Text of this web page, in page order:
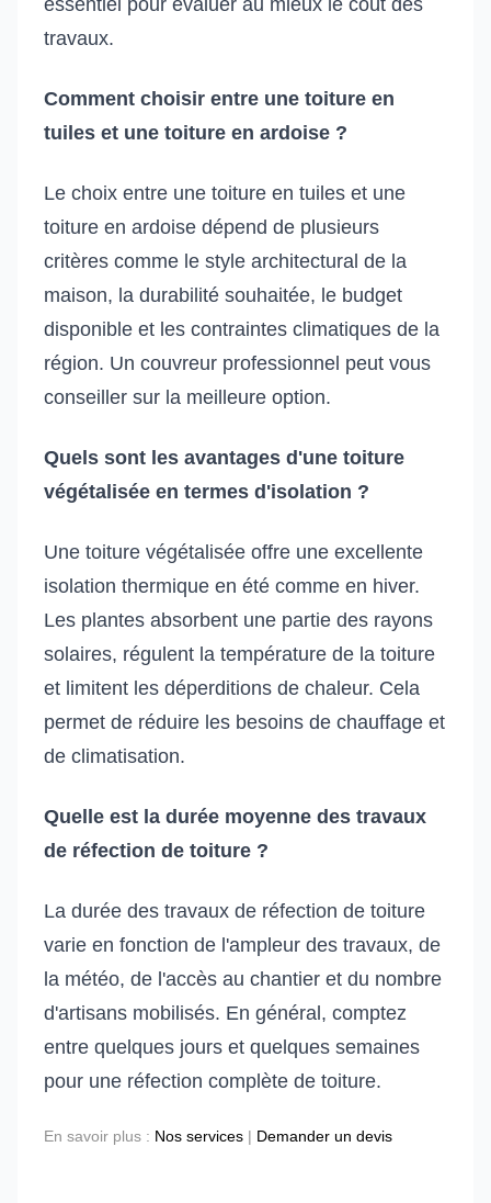
travaux.
Comment choisir entre une toiture en
tuiles et une toiture en ardoise ?
Le choix entre une toiture en tuiles et une
toiture en ardoise dépend de plusieurs
critères comme le style architectural de la
maison, la durabilité souhaitée, le budget
disponible et les contraintes climatiques de la
région. Un couvreur professionnel peut vous
conseiller sur la meilleure option.
Quels sont les avantages d'une toiture
végétalisée en termes d'isolation ?
Une toiture végétalisée offre une excellente
isolation thermique en été comme en hiver.
Les plantes absorbent une partie des rayons
solaires, régulent la température de la toiture
et limitent les déperditions de chaleur. Cela
permet de réduire les besoins de chauffage et
de climatisation.
Quelle est la durée moyenne des travaux
de réfection de toiture ?
La durée des travaux de réfection de toiture
varie en fonction de l'ampleur des travaux, de
la météo, de l'accès au chantier et du nombre
d'artisans mobilisés. En général, comptez
entre quelques jours et quelques semaines
pour une réfection complète de toiture.
En savoir plus : Nos services | Demander un devis